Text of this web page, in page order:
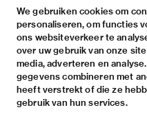
We gebruiken cookies om
personaliseren, om functies
ons websiteverkeer te
over uw gebruik van onze
media, adverteren en
gegevens combineren met
heeft verstrekt of die ze
gebruik van hun services.
activities
practical information
about
the museum
the collection
foundations & partners